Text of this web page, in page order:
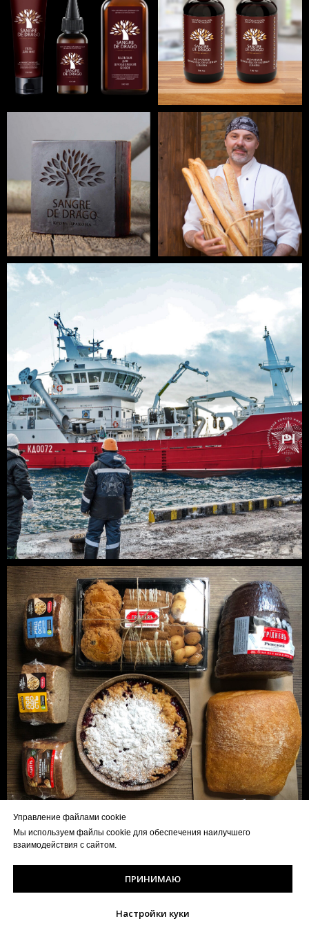
Управление файлами cookie
Мы используем файлы cookie для обеспечения наилучшего
взаимодействия с сайтом.
ПРИНИМАЮ
Настройки куки